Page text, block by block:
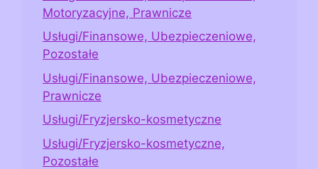
Motoryzacyjne, Prawnicze
Usługi/Finansowe, Ubezpieczeniowe,
Pozostałe
Usługi/Finansowe, Ubezpieczeniowe,
Prawnicze
Usługi/Fryzjersko-kosmetyczne
Usługi/Fryzjersko-kosmetyczne,
Pozostałe